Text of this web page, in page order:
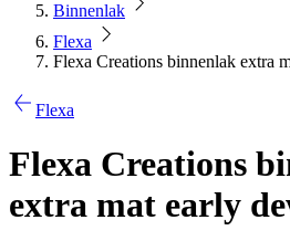
Binnenlak
Flexa
Flexa Creations binnenlak extra
Flexa
Flexa Creations
extra mat early